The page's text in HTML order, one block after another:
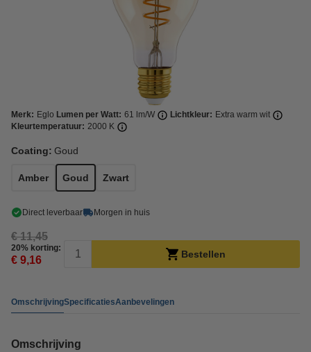
Merk: Eglo Lumen per Watt: 61 lm/W Lichtkleur: Extra warm wit
Kleurtemperatuur: 2000 K
Coating: Goud
Amber Goud Zwart
Direct leverbaar Morgen in huis
€ 11,45
20% korting:
€ 9,16 Bestellen
OmschrijvingSpecificatiesAanbevelingen
Omschrijving